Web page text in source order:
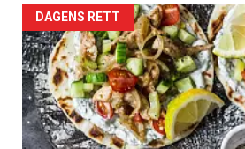
Forsiden
akkurat
nå
-
DAGENS RETT